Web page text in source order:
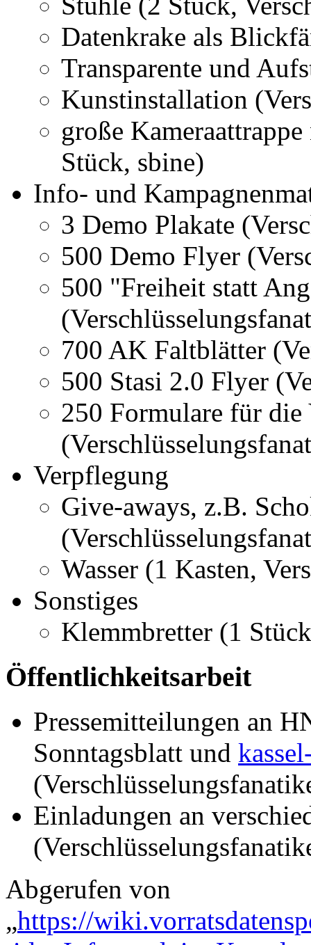
Datenkrake als
Transparente und
Kunstinstallation
große
Stück, sbine)
Info- und
3 Demo Plakate
500 Demo Flyer
500 "Freiheit statt
700 AK Faltblätter
500 Stasi 2.0 Flyer
250 Formulare für die
Verpflegung
Give-aways, z.B.
Wasser (1 Kasten,
Sonstiges
Klemmbretter (1
Öffentlichkeitsarbeit
Pressemitteilungen an
Sonntagsblatt und
Einladungen an
Abgerufen von
„https://